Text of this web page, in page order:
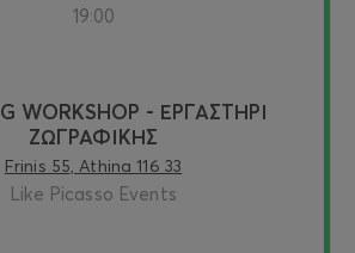
19:00
WORKSHOP - ΕΡΓΑΣΤΗΡΙ
ΖΩΓΡΑΦΙΚΗΣ
Frinis 55, Athina 116 33
Like Picasso Events